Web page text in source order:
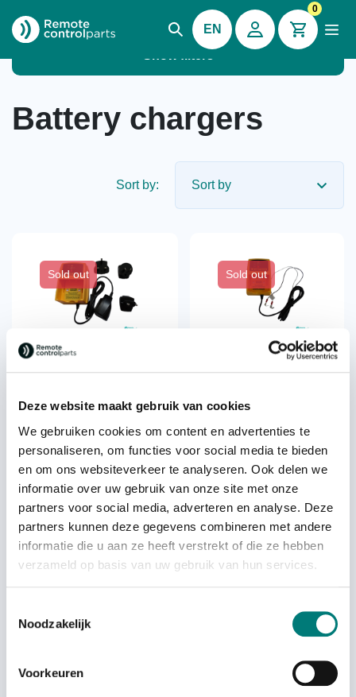
Deze website maakt gebruik van cookies
We gebruiken cookies om content en advertenties te
personaliseren, om functies voor social media te bieden
en om ons websiteverkeer te analyseren. Ook delen we
informatie over uw gebruik van onze site met onze
partners voor social media, adverteren en analyse. Deze
partners kunnen deze gegevens combineren met andere
informatie die u aan ze heeft verstrekt of die ze hebben
verzameld op basis van uw gebruik van hun services.
Noodzakelijk
Voorkeuren
EN
0
Battery chargers
Sort by:
Sold out
Abitron® battery charger
BCM-1 VAC Mini,
Sold out
Abitron® battery charger
BCM-1 VDC Mini,
Sold out Sold out
UCH2 Abitron GL/TG/GR-